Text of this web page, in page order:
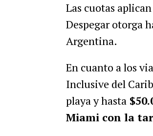
Las cuotas
Despegar otorga
Argentina.
En cuanto a los
Inclusive del
playa y hasta
Miami con la